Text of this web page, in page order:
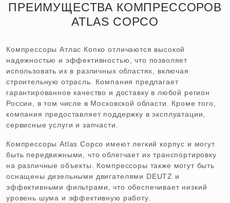
ПРЕИМУЩЕСТВА КОМПРЕССОРОВ
ATLAS COPCO
Компрессоры Атлас Копко отличаются высокой
надежностью и эффективностью, что позволяет
использовать их в различных областях, включая
строительную отрасль. Компания предлагает
гарантированное качество и доставку в любой регион
России, в том числе в Московской области. Кроме того,
компания предоставляет поддержку в эксплуатации,
сервисные услуги и запчасти.
Компрессоры Atlas Copco имеют легкий корпус и могут
быть передвижными, что облегчает их транспортировку
на различные объекты. Компрессоры также могут быть
оснащены дизельными двигателями DEUTZ и
эффективными фильтрами, что обеспечивает низкий
уровень шума и эффективную работу.